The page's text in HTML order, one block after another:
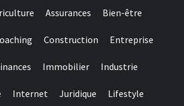
Assurances Bien-être
Construction Entreprise
Immobilier Industrie
Internet Juridique Lifestyle